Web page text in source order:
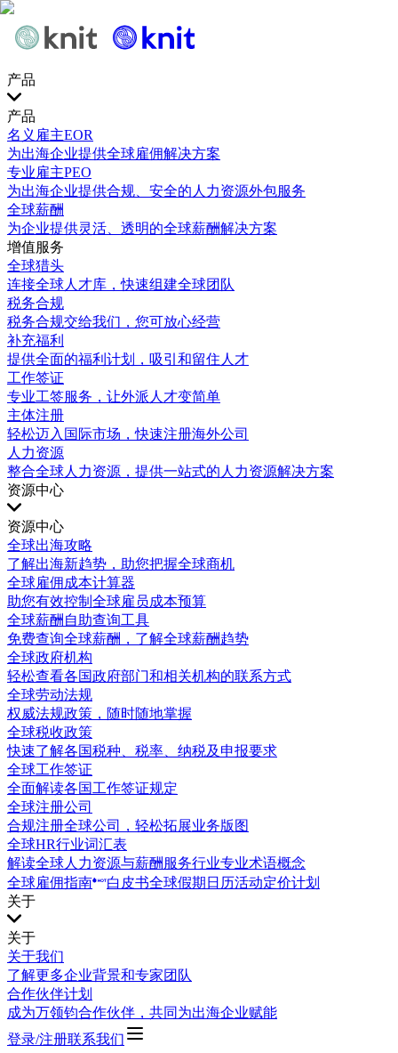
产品
产品
名义雇主EOR
为出海企业提供全球雇佣解决方案
专业雇主PEO
为出海企业提供合规、安全的人力资源外包服务
全球薪酬
为企业提供灵活、透明的全球薪酬解决方案
增值服务
全球猎头
连接全球人才库，快速组建全球团队
税务合规
税务合规交给我们，您可放心经营
补充福利
提供全面的福利计划，吸引和留住人才
工作签证
专业工签服务，让外派人才变简单
主体注册
轻松迈入国际市场，快速注册海外公司
人力资源
整合全球人力资源，提供一站式的人力资源解决方案
资源中心
资源中心
全球出海攻略
了解出海新趋势，助您把握全球商机
全球雇佣成本计算器
助您有效控制全球雇员成本预算
全球薪酬自助查询工具
免费查询全球薪酬，了解全球薪酬趋势
全球政府机构
轻松查看各国政府部门和相关机构的联系方式
全球劳动法规
权威法规政策，随时随地掌握
全球税收政策
快速了解各国税种、税率、纳税及申报要求
全球工作签证
全面解读各国工作签证规定
全球注册公司
合规注册全球公司，轻松拓展业务版图
全球HR行业词汇表
解读全球人力资源与薪酬服务行业专业术语概念
全球雇佣指南
白皮书全球假期日历活动定价计划
关于
关于
关于我们
了解更多企业背景和专家团队
合作伙伴计划
成为万领钧合作伙伴，共同为出海企业赋能
登录/注册联系我们